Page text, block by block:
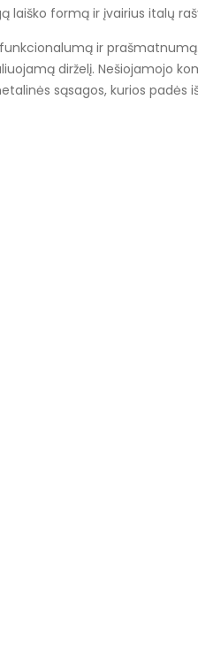
laiško formą ir įvairius italų
ir
dirželį. Nešiojamojo
sąsagos, kurios padės